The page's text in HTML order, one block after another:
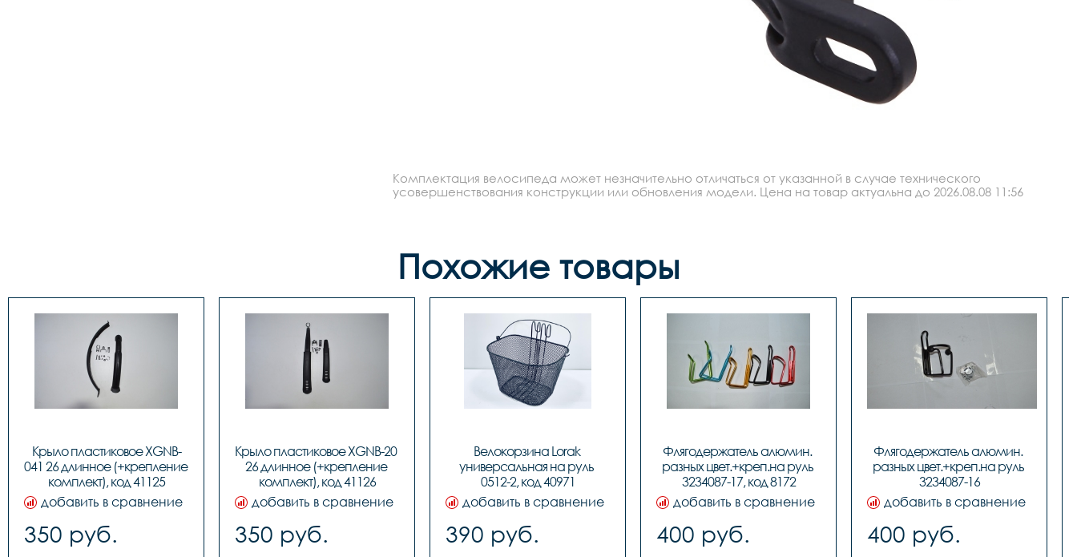
Комплектация велосипеда может незначительно отличаться от указанной в случае технического
усовершенствования конструкции или обновления модели. Цена на товар актуальна до 2026.08.08 11:56
Похожие товары
Крыло пластиковое XGNB-
041 26 длинное (+крепление
комплект), код 41125
добавить в сравнение
350 руб.
Крыло пластиковое XGNB-20
26 длинное (+крепление
комплект), код 41126
добавить в сравнение
350 руб.
Велокорзина Lorak
универсальная на руль
0512-2, код 40971
добавить в сравнение
390 руб.
Флягодержатель алюмин.
разных цвет.+креп.на руль
3234087-17, код 8172
добавить в сравнение
400 руб.
Флягодержатель алюмин.
разных цвет.+креп.на руль
3234087-16
добавить в сравнение
400 руб.